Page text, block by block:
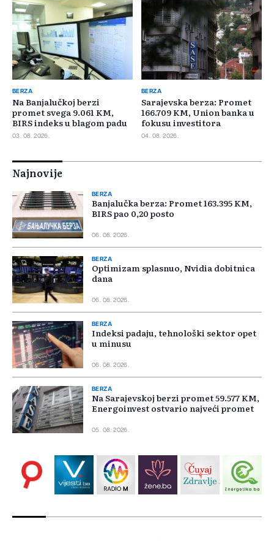
BERZA
Na Banjalučkoj berzi
promet svega 9.061 KM,
BIRS indeks u blagom padu
03. 08. 2026.
BERZA
Sarajevska berza: Promet
166.709 KM, Union banka u
fokusu investitora
04. 08. 2026.
Najnovije
BERZA
Banjalučka berza: Promet 163.395 KM,
BIRS pao 0,20 posto
06. 08. 2026.
BERZA
Optimizam splasnuo, Nvidia dobitnica
dana
06. 08. 2026.
BERZA
Indeksi padaju, tehnološki sektor opet
u minusu
06. 08. 2026.
BERZA
Na Sarajevskoj berzi promet 59.577 KM,
Energoinvest ostvario najveći promet
05. 08. 2026.